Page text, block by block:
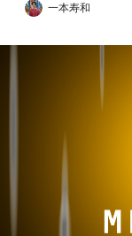
一本寿和